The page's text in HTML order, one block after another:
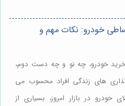
خودرو: نکات مهم و
خودرو، چه نو و چه دست دوم،
گذاری های زندگی افراد محسوب می
خودرو در بازار امروز، بسیاری از